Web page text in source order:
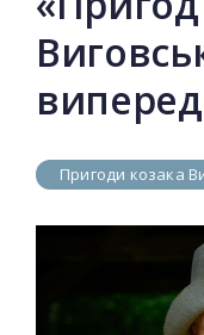
Пригоди козака